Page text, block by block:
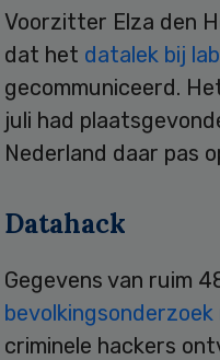
Voorzitter Elza den
dat het datalek bij
gecommuniceerd.
juli had
Nederland daar pas
Datahack
Gegevens van ruim
criminele hackers